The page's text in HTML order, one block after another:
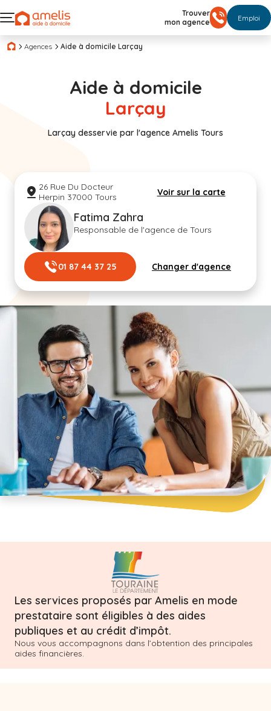
Trouver
mon agence
Emploi
Agences Aide à domicile Larçay
Aide à domicile
Larçay
Larçay desservie par l'agence Amelis Tours
26 Rue Du Docteur
Herpin 37000 Tours
Voir sur la carte
Fatima Zahra
Responsable de l'agence de Tours
01 87 44 37 25 Changer d'agence
Les services proposés par Amelis en mode
prestataire sont éligibles à des aides
publiques et au crédit d’impôt.
Nous vous accompagnons dans l’obtention des principales
aides financières.